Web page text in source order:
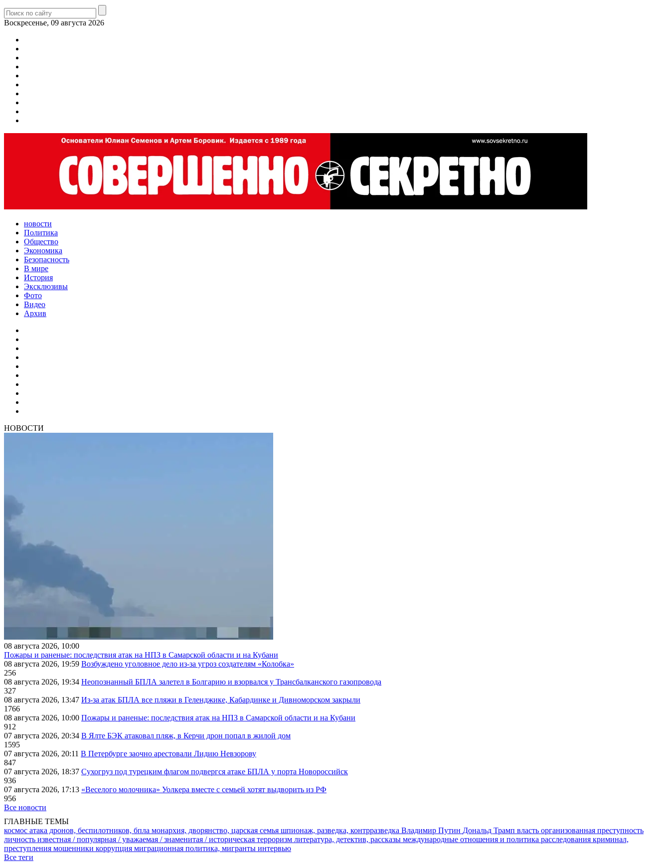
Воскресенье, 09 августа 2026
новости
Политика
Общество
Экономика
Безопасность
В мире
История
Эксклюзивы
Фото
Видео
Архив
НОВОСТИ
08 августа 2026, 10:00
Пожары и раненые: последствия атак на НПЗ в Самарской области и на Кубани
08 августа 2026, 19:59 Возбуждено уголовное дело из-за угроз создателям «Колобка»
256
08 августа 2026, 19:34 Неопознанный БПЛА залетел в Болгарию и взорвался у Трансбалканского газопровода
327
08 августа 2026, 13:47 Из-за атак БПЛА все пляжи в Геленджике, Кабардинке и Дивноморском закрыли
1766
08 августа 2026, 10:00 Пожары и раненые: последствия атак на НПЗ в Самарской области и на Кубани
912
07 августа 2026, 20:34 В Ялте БЭК атаковал пляж, в Керчи дрон попал в жилой дом
1595
07 августа 2026, 20:11 В Петербурге заочно арестовали Лидию Невзорову
847
07 августа 2026, 18:37 Сухогруз под турецким флагом подвергся атаке БПЛА у порта Новороссийск
936
07 августа 2026, 17:13 «Веселого молочника» Уолкера вместе с семьей хотят выдворить из РФ
956
Все новости
ГЛАВНЫЕ ТЕМЫ
космос атака дронов, беспилотников, бпла монархия, дворянство, царская семья шпионаж, разведка, контрразведка Владимир Путин Дональд Трамп власть организованная преступность
личность известная / популярная / уважаемая / знаменитая / историческая терроризм литература, детектив, рассказы международные отношения и политика расследования криминал,
преступления мошенники коррупция миграционная политика, мигранты интервью
Все теги